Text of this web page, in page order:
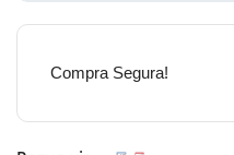
Compra Segura!